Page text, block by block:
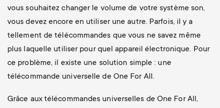
vous souhaitez changer le volume de votre système son,
vous devez encore en utiliser une autre. Parfois, il y a
tellement de télécommandes que vous ne savez même
plus laquelle utiliser pour quel appareil électronique. Pour
ce problème, il existe une solution simple : une
télécommande universelle de One For All.
Grâce aux télécommandes universelles de One For All,